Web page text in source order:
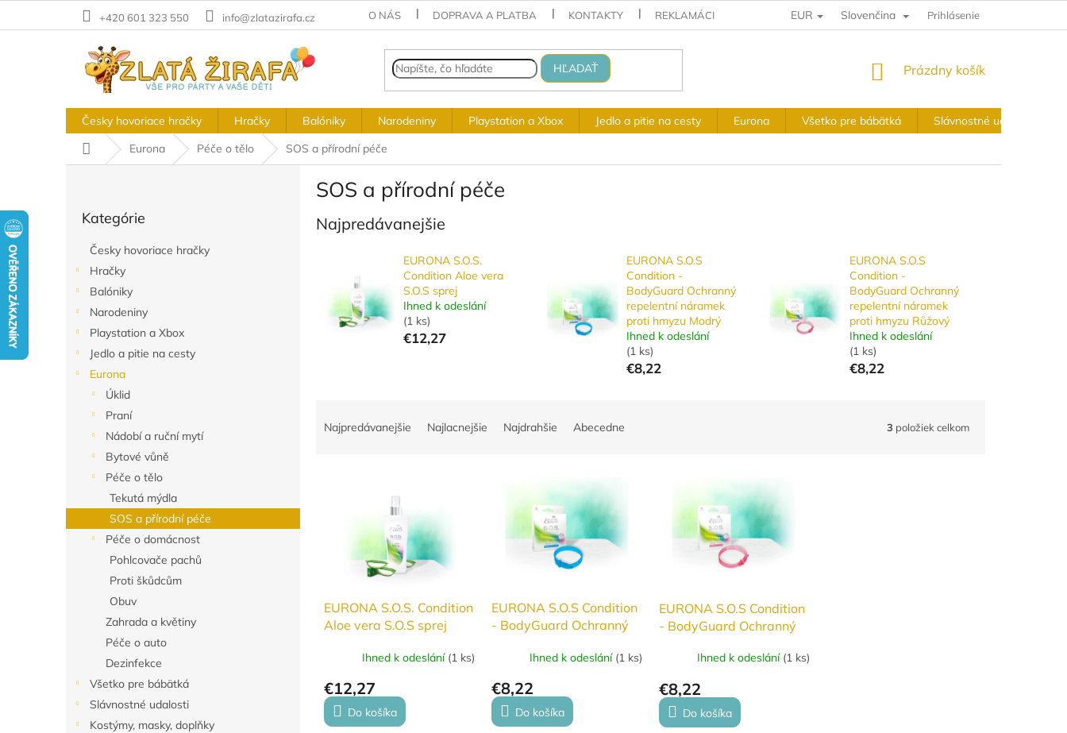
+420 601 323 550 info@zlatazirafa.cz O NÁS DOPRAVA A PLATBA KONTAKTY REKLAMÁCIA A VRÁTENIE VÝKUPNÉ PODMIENKY OBCHODNÉ
EUR Slovenčina Prihlásenie
HĽADAŤ
NÁKUPNÝ
Prázdny košík
Česky hovoriace hračky Hračky Balóniky Narodeniny Playstation a Xbox Jedlo a pitie na cesty Eurona Všetko pre bábätká Slávnostné udalosti
DomovEurona Péče o tělo SOS a přírodní péče
kategórie
Kategórie
Česky hovoriace hračky
Hračky
Balóniky
Narodeniny
Playstation a Xbox
Jedlo a pitie na cesty
Eurona
Úklid
Praní
Nádobí a ruční mytí
Bytové vůně
Péče o tělo
Tekutá mýdla
SOS a přírodní péče
Péče o domácnost
Pohlcovače pachů
Proti škůdcům
Obuv
Zahrada a květiny
Péče o auto
Dezinfekce
Všetko pre bábätká
Slávnostné udalosti
Kostýmy, masky, doplňky
SOS a přírodní péče
Najpredávanejšie
EURONA S.O.S.
Condition Aloe vera
S.O.S sprej
Ihned k odeslání
(1 ks)
€12,27
EURONA S.O.S
Condition -
BodyGuard Ochranný
repelentní náramek
proti hmyzu Modrý
Ihned k odeslání
(1 ks)
€8,22
EURONA S.O.S
Condition -
BodyGuard Ochranný
repelentní náramek
proti hmyzu Růžový
Ihned k odeslání
(1 ks)
€8,22
Najpredávanejšie Najlacnejšie Najdrahšie Abecedne 3 položiek celkom
u
EURONA S.O.S. Condition
Aloe vera S.O.S sprej
Ihned k odeslání (1 ks)
€12,27
Do košíka
EURONA S.O.S Condition
- BodyGuard Ochranný
hmyzu Modrý
Ihned k odeslání (1 ks)
€8,22
Do košíka
EURONA S.O.S Condition
- BodyGuard Ochranný
hmyzu Růžový
Ihned k odeslání (1 ks)
€8,22
Do košíka